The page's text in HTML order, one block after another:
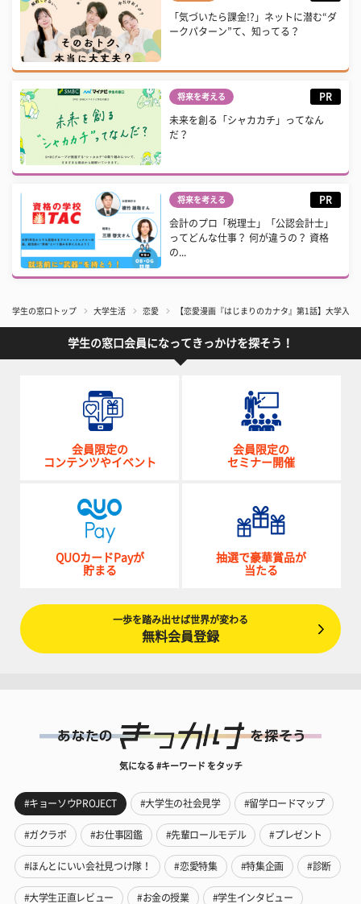
「気づいたら課金!?」ネットに潜む“ダ
ークパターン”て、知ってる？
将来を考える PR
未来を創る「シャカカチ」ってなん
だ？
将来を考える PR
会計のプロ「税理士」「公認会計士」
ってどんな仕事？ 何が違うの？ 資格
の...
学生の窓口トップ 大学生活 恋愛 【恋愛漫画『はじまりのカナタ』第1話】大学入
学生の窓口会員になってきっかけを探そう！
会員限定の
コンテンツやイベント
会員限定の
セミナー開催
QUOカードPayが
貯まる
抽選で豪華賞品が
当たる
一歩を踏み出せば世界が変わる
無料会員登録
気になる #キーワード をタッチ
#キョーソウPROJECT #大学生の社会見学 #留学ロードマップ
#ガクラボ #お仕事図鑑 #先輩ロールモデル #プレゼント
#ほんとにいい会社見つけ隊！ #恋愛特集 #特集企画 #診断
#大学生正直レビュー #お金の授業 #学生インタビュー